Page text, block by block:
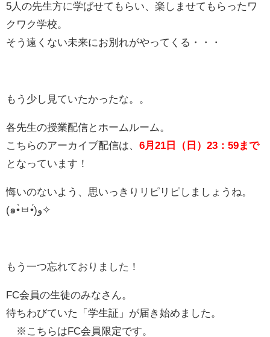
5人の先生方に学ばせてもらい、楽しませてもらったワ
クワク学校。
そう遠くない未来にお別れがやってくる・・・
もう少し見ていたかったな。。
各先生の授業配信とホームルーム。
こちらのアーカイブ配信は、 6月21日（日）23：59まで
となっています！
悔いのないよう、思いっきりリピリピしましょうね。
(๑•̀ㅂ•́)و✧
もう一つ忘れておりました！
FC会員の生徒のみなさん。
待ちわびていた「学生証」が届き始めました。
※こちらはFC会員限定です。